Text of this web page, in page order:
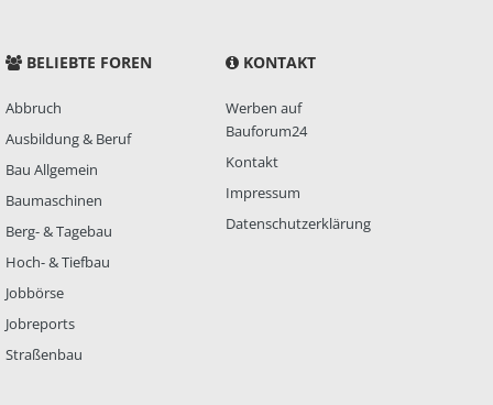
BELIEBTE FOREN
Abbruch
Ausbildung & Beruf
Bau Allgemein
Baumaschinen
Berg- & Tagebau
Hoch- & Tiefbau
Jobbörse
Jobreports
Straßenbau
KONTAKT
Werben auf
Bauforum24
Kontakt
Impressum
Datenschutzerklärung